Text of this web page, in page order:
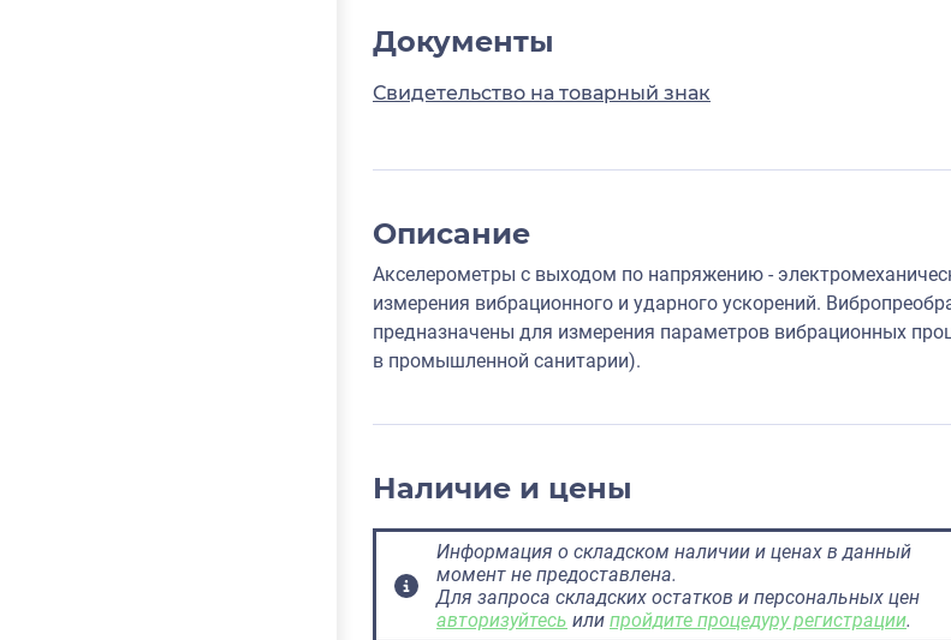
Документы
Свидетельство на товарный знак
Описание
Акселерометры с выходом по напряжению -
измерения вибрационного и ударного ускорений.
предназначены для измерения параметров вибрационных
в промышленной санитарии).
Наличие и цены
Информация о складском наличии и ценах в данный
момент не предоставлена.
Для запроса складских остатков и персональных цен
авторизуйтесь или пройдите процедуру регистрации.